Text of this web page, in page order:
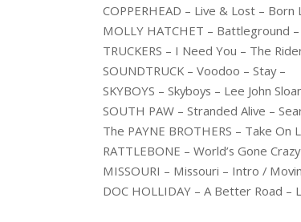
COPPERHEAD – Live & Lost –
MOLLY HATCHET – Battleground
TRUCKERS – I Need You – The
SOUNDTRUCK – Voodoo – Stay –
SKYBOYS – Skyboys – Lee John
SOUTH PAW – Stranded Alive –
The PAYNE BROTHERS – Take
RATTLEBONE – World’s Gone
MISSOURI – Missouri – Intro /
DOC HOLLIDAY – A Better Road –